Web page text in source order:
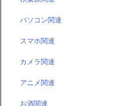
パソコン関連
スマホ関連
カメラ関連
アニメ関連
お酒関連